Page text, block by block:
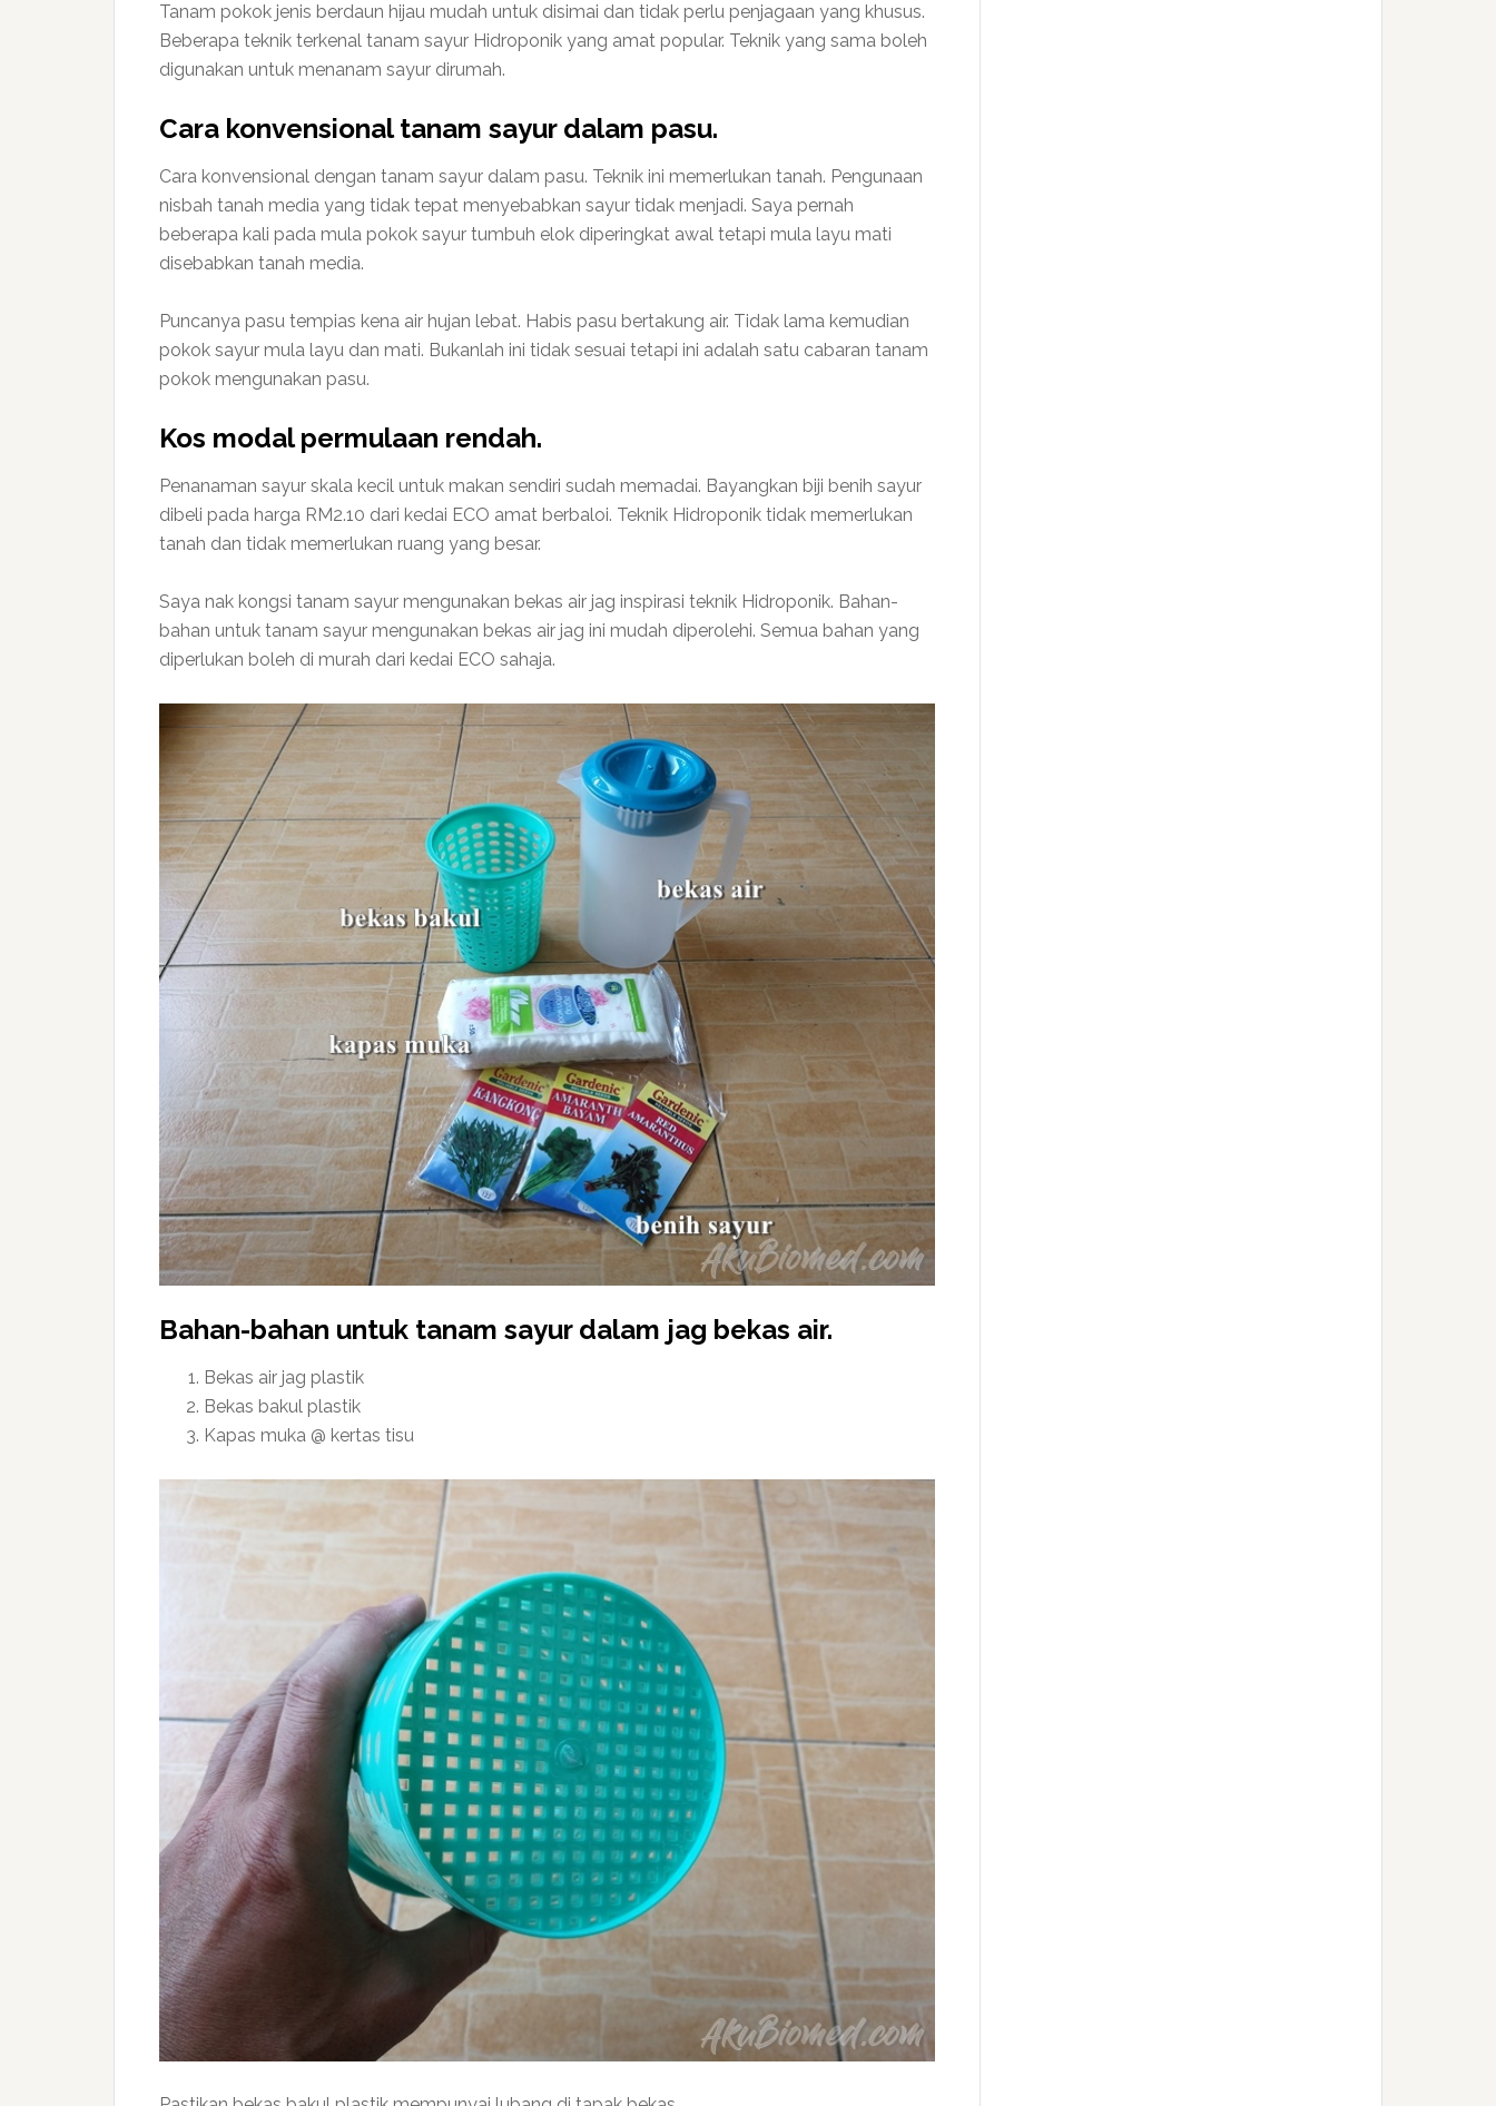
Tanam pokok jenis berdaun hijau mudah untuk disimai dan tidak perlu penjagaan yang khusus.
Beberapa teknik terkenal tanam sayur Hidroponik yang amat popular. Teknik yang sama boleh
digunakan untuk menanam sayur dirumah.
Cara konvensional tanam sayur dalam pasu.
Cara konvensional dengan tanam sayur dalam pasu. Teknik ini memerlukan tanah. Pengunaan
nisbah tanah media yang tidak tepat menyebabkan sayur tidak menjadi. Saya pernah
beberapa kali pada mula pokok sayur tumbuh elok diperingkat awal tetapi mula layu mati
disebabkan tanah media.
Puncanya pasu tempias kena air hujan lebat. Habis pasu bertakung air. Tidak lama kemudian
pokok sayur mula layu dan mati. Bukanlah ini tidak sesuai tetapi ini adalah satu cabaran tanam
pokok mengunakan pasu.
Kos modal permulaan rendah.
Penanaman sayur skala kecil untuk makan sendiri sudah memadai. Bayangkan biji benih sayur
dibeli pada harga RM2.10 dari kedai ECO amat berbaloi. Teknik Hidroponik tidak memerlukan
tanah dan tidak memerlukan ruang yang besar.
Saya nak kongsi tanam sayur mengunakan bekas air jag inspirasi teknik Hidroponik. Bahan-
bahan untuk tanam sayur mengunakan bekas air jag ini mudah diperolehi. Semua bahan yang
diperlukan boleh di murah dari kedai ECO sahaja.
Bahan-bahan untuk tanam sayur dalam jag bekas air.
Bekas air jag plastik
Bekas bakul plastik
Kapas muka @ kertas tisu